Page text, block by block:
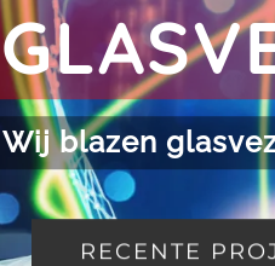
Wij blazen
RECENTE